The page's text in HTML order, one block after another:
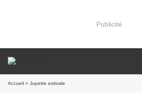
Publicité
Accueil » Jupette estivale